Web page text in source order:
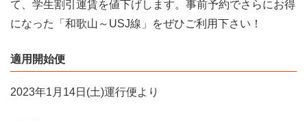
て、学生割引運賃を値下げします。事前予約でさらにお得
になった「和歌山～USJ線」をぜひご利用下さい！
適用開始便
2023年1月14日(土)運行便より